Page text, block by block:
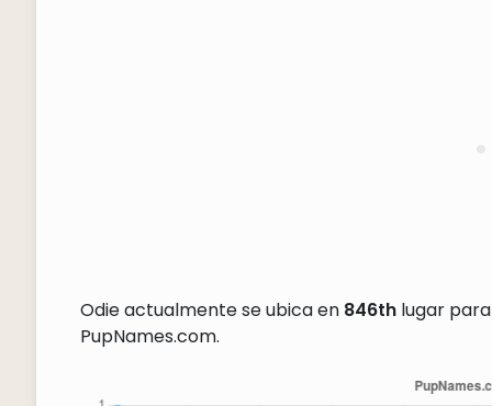
Odie actualmente se ubica en 846thlugar para
PupNames.com.